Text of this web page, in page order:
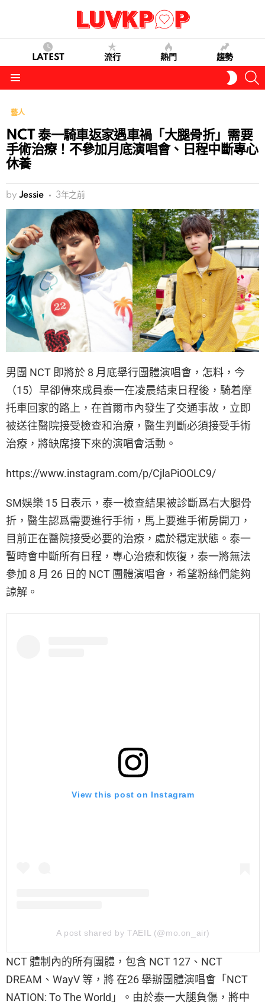
LATEST 流行 熱門 趨勢
SKIN
藝人
NCT 泰一騎車返家遇車禍「大腿骨折」需要
手術治療！不參加月底演唱會、日程中斷專心
休養
by Jessie 3年之前
男團 NCT 即將於 8 月底舉行團體演唱會，怎料，今
（15）早卻傳來成員泰一在凌晨結束日程後，騎着摩
托車回家的路上，在首爾市內發生了交通事故，立即
被送往醫院接受檢查和治療，醫生判斷必須接受手術
治療，將缺席接下來的演唱會活動。
https://www.instagram.com/p/CjlaPiOOLC9/
SM娛樂 15 日表示，泰一檢查結果被診斷爲右大腿骨
折，醫生認爲需要進行手術，馬上要進手術房開刀，
目前正在醫院接受必要的治療，處於穩定狀態。泰一
暫時會中斷所有日程，專心治療和恢復，泰一將無法
參加 8 月 26 日的 NCT 團體演唱會，希望粉絲們能夠
諒解。
View this post on Instagram
A post shared by TAEIL (@mo.on_air)
NCT 體制內的所有團體，包含 NCT 127、NCT
DREAM、WayV 等，將 在26 舉辦團體演唱會「NCT
NATION: To The World」。由於泰一大腿負傷，將中